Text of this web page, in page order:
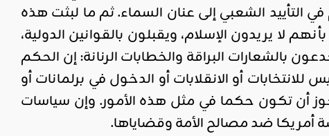
التأييد الشعبي إلى عنان السماء. ثم ما لبثت هذه
يريدون الإسلام، ويقبلون بالقوانين الدولية،
بالشعارات البراقة والخطابات الرنانة: إن الحكم
أو الانقلابات أو الدخول في برلمانات أو
أن تكون حكما في مثل هذه الأمور. وإن سياسات
أمريكا ضد مصالح الأمة وقضاياها.